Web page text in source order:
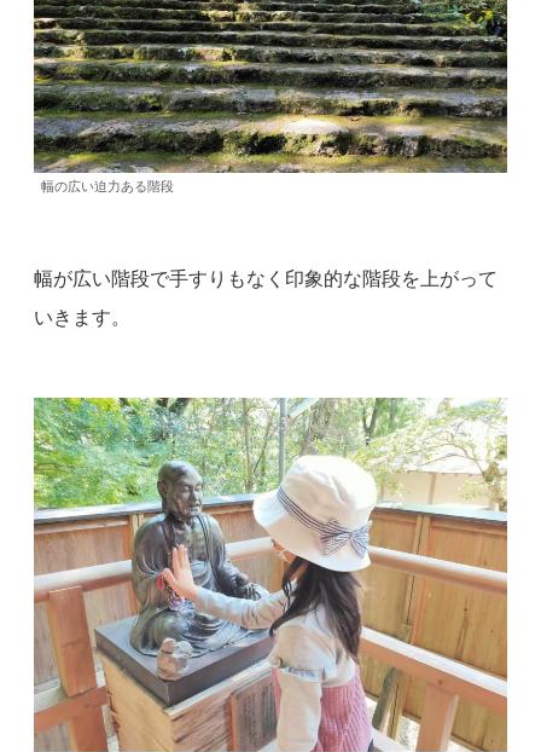
幅の広い迫力ある階段
幅が広い階段で手すりもなく印象的な階段を上がって
いきます。